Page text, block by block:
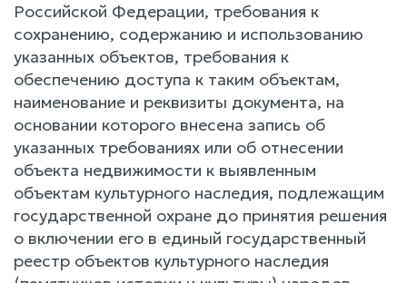
Российской Федерации, требования к
сохранению, содержанию и использованию
указанных объектов, требования к
обеспечению доступа к таким объектам,
наименование и реквизиты документа, на
основании которого внесена запись об
указанных требованиях или об отнесении
объекта недвижимости к выявленным
объектам культурного наследия, подлежащим
государственной охране до принятия решения
о включении его в единый государственный
реестр объектов культурного наследия